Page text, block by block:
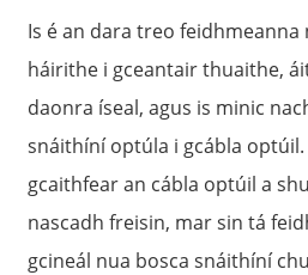
Is é an dara treo feidhmeanna
háirithe i gceantair thuaithe,
daonra íseal, agus is minic
snáithíní optúla i gcábla
gcaithfear an cábla optúil a
nascadh freisin, mar sin tá
gcineál nua bosca snáithíní